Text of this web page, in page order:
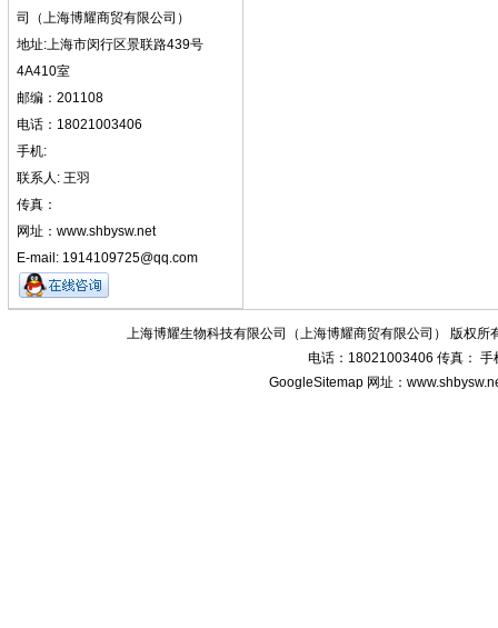
司（上海博耀商贸有限公司）
地址:上海市闵行区景联路439号
4A410室
邮编：201108
电话：18021003406
手机:
联系人: 王羽
传真：
网址：www.shbysw.net
E-mail: 1914109725@qq.com
上海博耀生物科技有限公司（上海博耀商贸有限公司） 版权所
电话：18021003406 传真： 手
GoogleSitemap 网址：